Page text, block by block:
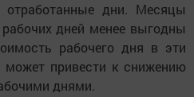
отработанные дни. Месяцы
дней менее выгодны
рабочего дня в эти
привести к снижению
днями.